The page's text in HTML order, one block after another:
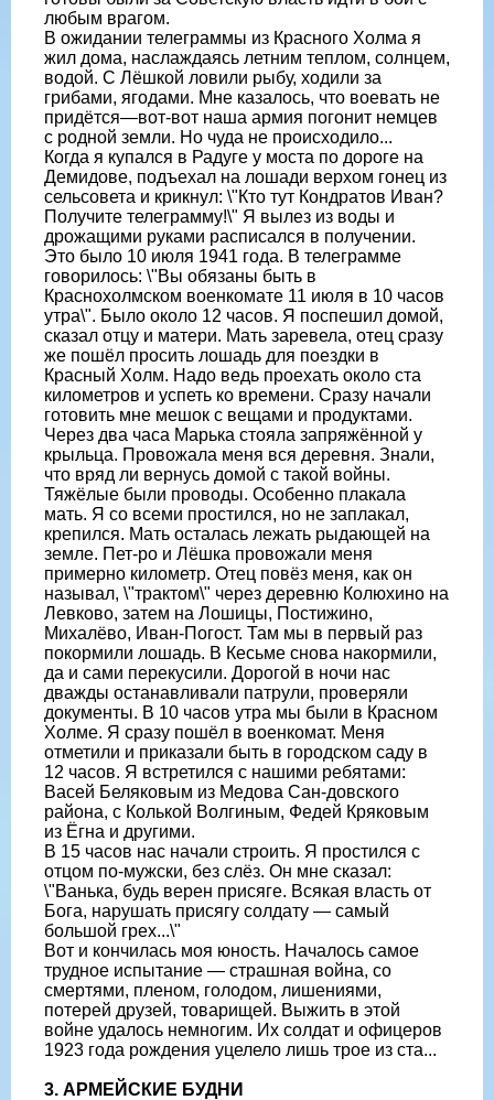
любым врагом.
В ожидании телеграммы из Красного Холма я
жил дома, наслаждаясь летним теплом, солнцем,
водой. С Лёшкой ловили рыбу, ходили за
грибами, ягодами. Мне казалось, что воевать не
придётся—вот-вот наша армия погонит немцев
с родной земли. Но чуда не происходило...
Когда я купался в Радуге у моста по дороге на
Демидове, подъехал на лошади верхом гонец из
сельсовета и крикнул: \"Кто тут Кондратов Иван?
Получите телеграмму!\" Я вылез из воды и
дрожащими руками расписался в получении.
Это было 10 июля 1941 года. В телеграмме
говорилось: \"Вы обязаны быть в
Краснохолмском военкомате 11 июля в 10 часов
утра\". Было около 12 часов. Я поспешил домой,
сказал отцу и матери. Мать заревела, отец сразу
же пошёл просить лошадь для поездки в
Красный Холм. Надо ведь проехать около ста
километров и успеть ко времени. Сразу начали
готовить мне мешок с вещами и продуктами.
Через два часа Марька стояла запряжённой у
крыльца. Провожала меня вся деревня. Знали,
что вряд ли вернусь домой с такой войны.
Тяжёлые были проводы. Особенно плакала
мать. Я со всеми простился, но не заплакал,
крепился. Мать осталась лежать рыдающей на
земле. Пет-ро и Лёшка провожали меня
примерно километр. Отец повёз меня, как он
называл, \"трактом\" через деревню Колюхино на
Левково, затем на Лошицы, Постижино,
Михалёво, Иван-Погост. Там мы в первый раз
покормили лошадь. В Кесьме снова накормили,
да и сами перекусили. Дорогой в ночи нас
дважды останавливали патрули, проверяли
документы. В 10 часов утра мы были в Красном
Холме. Я сразу пошёл в военкомат. Меня
отметили и приказали быть в городском саду в
12 часов. Я встретился с нашими ребятами:
Васей Беляковым из Медова Сан-довского
района, с Колькой Волгиным, Федей Кряковым
из Ёгна и другими.
В 15 часов нас начали строить. Я простился с
отцом по-мужски, без слёз. Он мне сказал:
\"Ванька, будь верен присяге. Всякая власть от
Бога, нарушать присягу солдату — самый
большой грех...\"
Вот и кончилась моя юность. Началось самое
трудное испытание — страшная война, со
смертями, пленом, голодом, лишениями,
потерей друзей, товарищей. Выжить в этой
войне удалось немногим. Их солдат и офицеров
1923 года рождения уцелело лишь трое из ста...
3. АРМЕЙСКИЕ БУДНИ